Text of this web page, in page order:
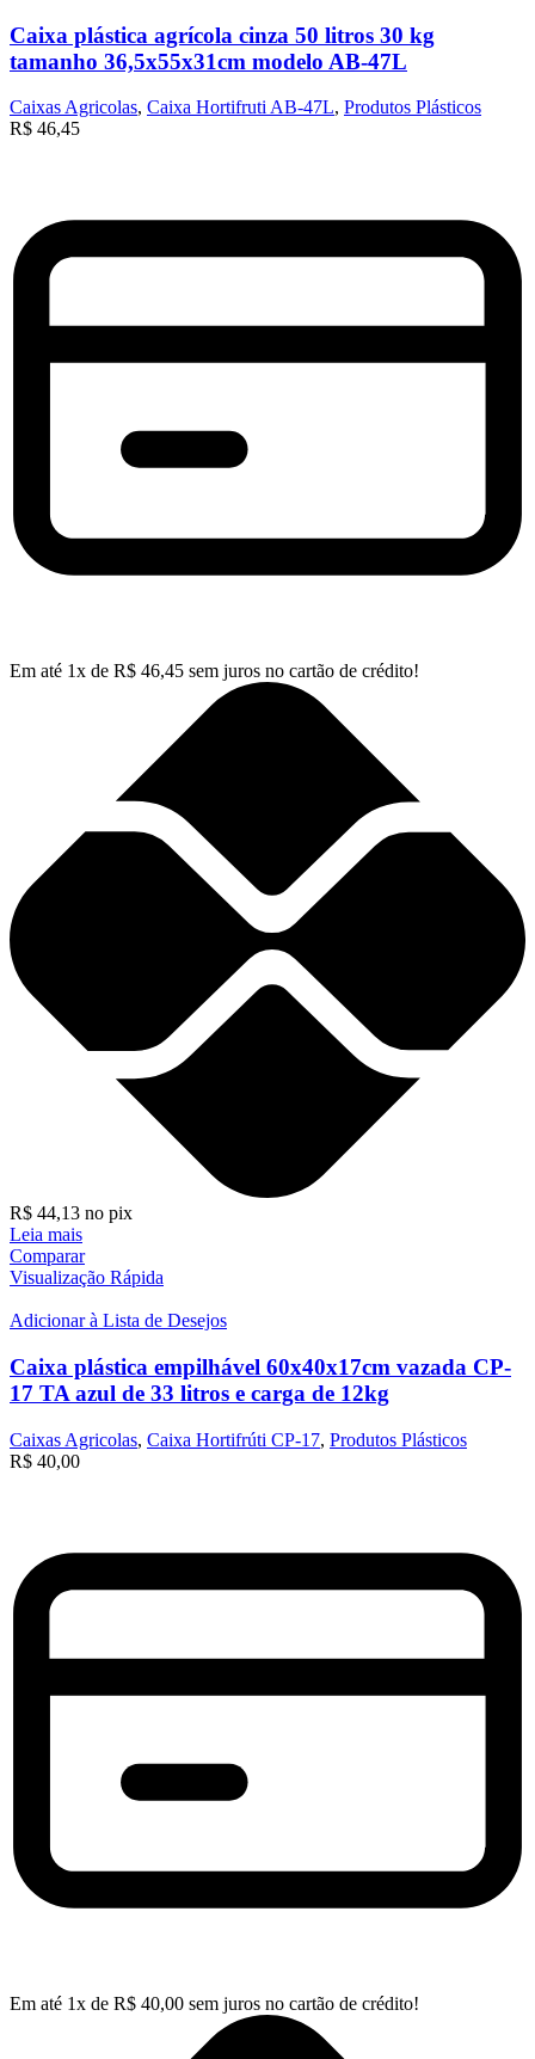
Caixa plástica agrícola cinza 50 litros 30 kg
tamanho 36,5x55x31cm modelo AB-47L
Caixas Agricolas, Caixa Hortifruti AB-47L, Produtos Plásticos
R$ 46,45
Em até 1x de R$ 46,45 sem juros no cartão de crédito!
R$ 44,13 no pix
Leia mais
Comparar
Visualização Rápida
Adicionar à Lista de Desejos
Caixa plástica empilhável 60x40x17cm vazada CP-
17 TA azul de 33 litros e carga de 12kg
Caixas Agricolas, Caixa Hortifrúti CP-17, Produtos Plásticos
R$ 40,00
Em até 1x de R$ 40,00 sem juros no cartão de crédito!